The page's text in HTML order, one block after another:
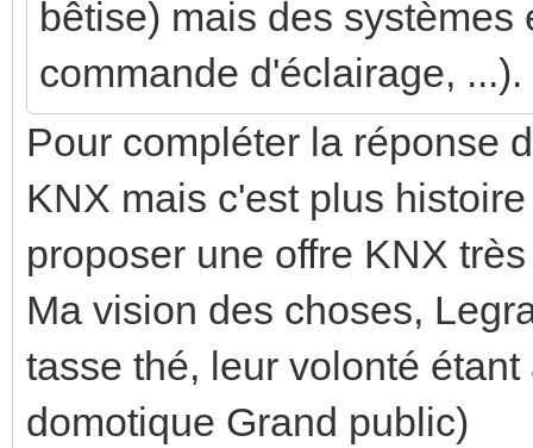
bêtise) mais des
commande d'éclairage,
Pour compléter la réponse
KNX mais c'est plus
proposer une offre KNX
Ma vision des choses,
tasse thé, leur volonté
domotique Grand public)